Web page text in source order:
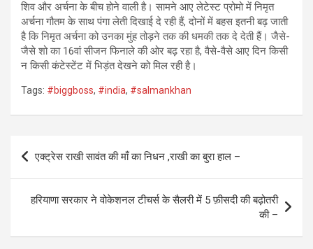
शिव और अर्चना के बीच होने वाली है। सामने आए लेटेस्ट प्रोमो में निमृत
अर्चना गौतम के साथ पंगा लेती दिखाई दे रही हैं, दोनों में बहस इतनी बढ़ जाती
है कि निमृत अर्चना को उनका मुंह तोड़ने तक की धमकी तक दे देती हैं। जैसे-
जैसे शो का 16वां सीजन फिनाले की ओर बढ़ रहा है, वैसे-वैसे आए दिन किसी
न किसी कंटेस्टेंट में भिड़ंत देखने को मिल रही है।
Tags: #biggboss, #india, #salmankhan
Post
navigation
एक्ट्रेस राखी सावंत की माँ का निधन ,राखी का बुरा हाल –
हरियाणा सरकार ने वोकेशनल टीचर्स के सैलरी में 5 फ़ीसदी की बढ़ोतरी
की –